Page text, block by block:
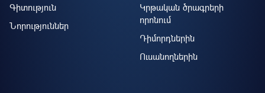
Գիտություն
Նորություններ
Կրթական ծրագրերի
որոնում
Դիմորդներին
Ուսանողներին